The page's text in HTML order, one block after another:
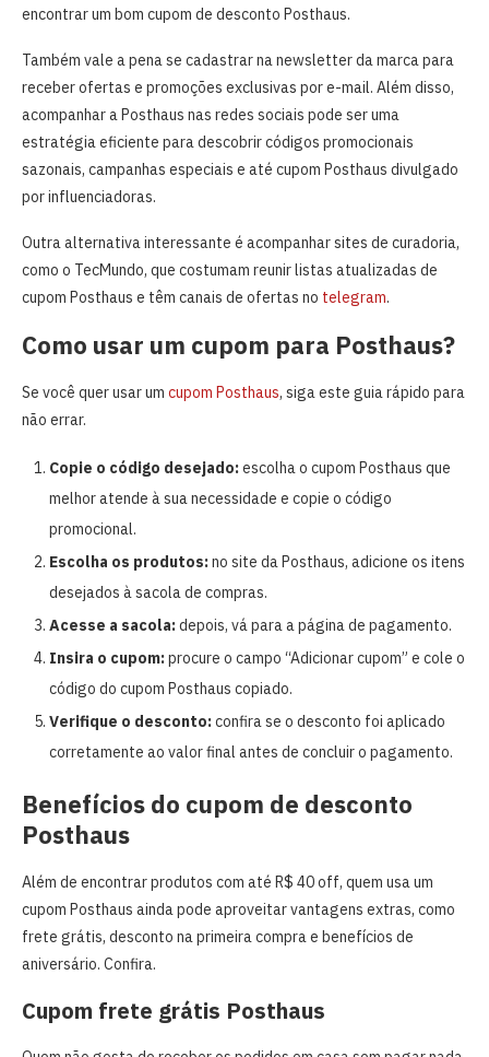
encontrar um bom cupom de desconto Posthaus.
Também vale a pena se cadastrar na newsletter da marca para
receber ofertas e promoções exclusivas por e-mail. Além disso,
acompanhar a Posthaus nas redes sociais pode ser uma
estratégia eficiente para descobrir códigos promocionais
sazonais, campanhas especiais e até cupom Posthaus divulgado
por influenciadoras.
Outra alternativa interessante é acompanhar sites de curadoria,
como o TecMundo, que costumam reunir listas atualizadas de
cupom Posthaus e têm canais de ofertas no telegram.
Como usar um cupom para Posthaus?
Se você quer usar um cupom Posthaus, siga este guia rápido para
não errar.
Copie o código desejado:escolha o cupom Posthaus que
melhor atende à sua necessidade e copie o código
promocional.
Escolha os produtos:no site da Posthaus, adicione os itens
desejados à sacola de compras.
Acesse a sacola:depois, vá para a página de pagamento.
Insira o cupom:procure o campo “Adicionar cupom” e cole o
código do cupom Posthaus copiado.
Verifique o desconto:confira se o desconto foi aplicado
corretamente ao valor final antes de concluir o pagamento.
Benefícios do cupom de desconto
Posthaus
Além de encontrar produtos com até R$ 40 off, quem usa um
cupom Posthaus ainda pode aproveitar vantagens extras, como
frete grátis, desconto na primeira compra e benefícios de
aniversário. Confira.
Cupom frete grátis Posthaus